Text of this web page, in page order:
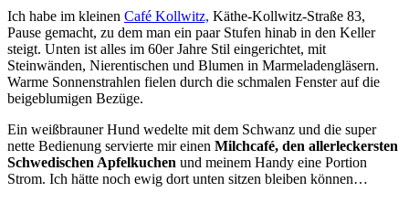
Ich habe im kleinen Café Kollwitz, Käthe-Kollwitz-Straße 83,
Pause gemacht, zu dem man ein paar Stufen hinab in den Keller
steigt. Unten ist alles im 60er Jahre Stil eingerichtet, mit
Steinwänden, Nierentischen und Blumen in Marmeladengläsern.
Warme Sonnenstrahlen fielen durch die schmalen Fenster auf die
beigeblumigen Bezüge.
Ein weißbrauner Hund wedelte mit dem Schwanz und die super
nette Bedienung servierte mir einen Milchcafé, den allerleckersten
Schwedischen Apfelkuchen und meinem Handy eine Portion
Strom. Ich hätte noch ewig dort unten sitzen bleiben können…